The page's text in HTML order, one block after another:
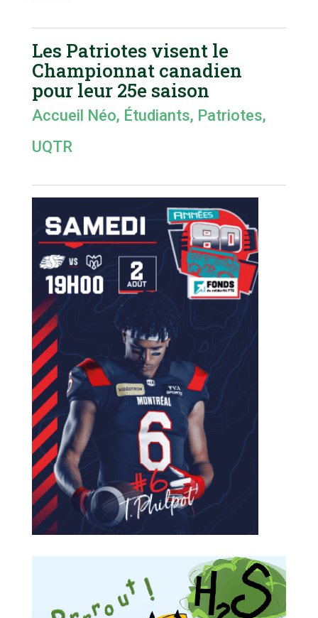
Les Patriotes visent le
Championnat canadien
pour leur 25e saison
Accueil Néo, Étudiants, Patriotes,
UQTR